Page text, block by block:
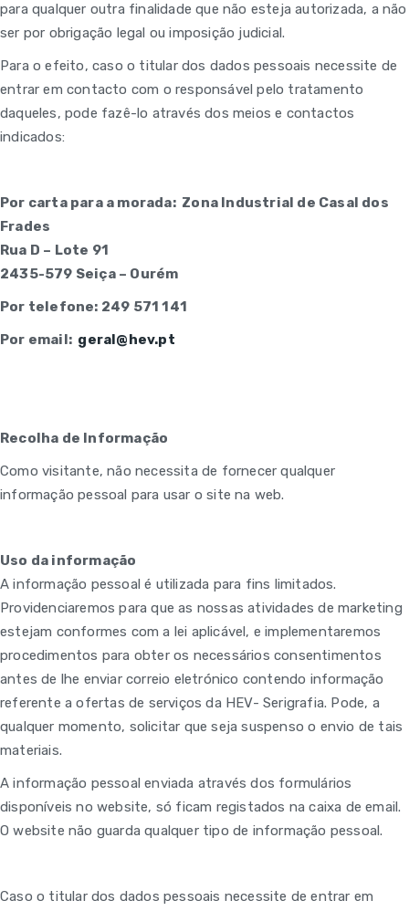
para qualquer outra finalidade que não esteja autorizada, a não
ser por obrigação legal ou imposição judicial.
Para o efeito, caso o titular dos dados pessoais necessite de
entrar em contacto com o responsável pelo tratamento
daqueles, pode fazê-lo através dos meios e contactos
indicados:
Por carta para a morada: Zona Industrial de Casal dos
Frades
Rua D – Lote 91
2435-579 Seiça – Ourém
Por telefone: 249 571 141
Por email: geral@hev.pt
Recolha de Informação
Como visitante, não necessita de fornecer qualquer
informação pessoal para usar o site na web.
Uso da informação
A informação pessoal é utilizada para fins limitados.
Providenciaremos para que as nossas atividades de marketing
estejam conformes com a lei aplicável, e implementaremos
procedimentos para obter os necessários consentimentos
antes de lhe enviar correio eletrónico contendo informação
referente a ofertas de serviços da HEV- Serigrafia. Pode, a
qualquer momento, solicitar que seja suspenso o envio de tais
materiais.
A informação pessoal enviada através dos formulários
disponíveis no website, só ficam registados na caixa de email.
O website não guarda qualquer tipo de informação pessoal.
Caso o titular dos dados pessoais necessite de entrar em